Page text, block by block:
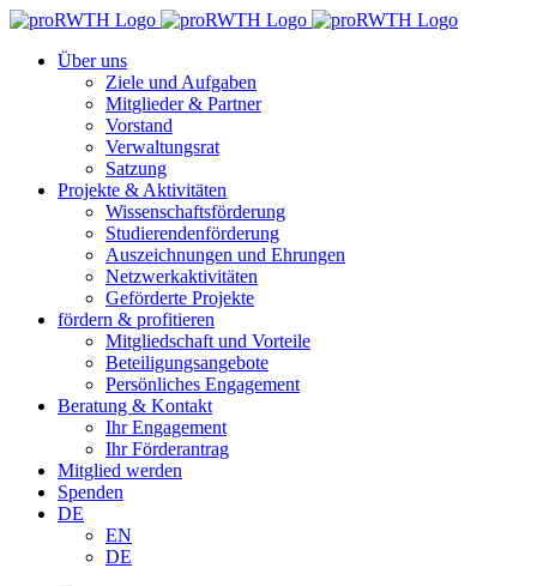
Zum
springenÜber uns
Ziele und Aufgaben
Mitglieder & Partner
Vorstand
Verwaltungsrat
Satzung
Projekte & Aktivitäten
Wissenschaftsförderung
Studierendenförderung
Auszeichnungen und Ehrungen
Netzwerkaktivitäten
Geförderte Projekte
fördern & profitieren
Mitgliedschaft und Vorteile
Beteiligungsangebote
Persönliches Engagement
Beratung & Kontakt
Ihr Engagement
Ihr Förderantrag
Mitglied werden
Spenden
DE
EN
DE